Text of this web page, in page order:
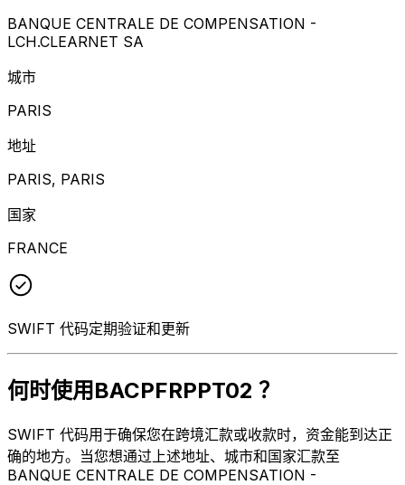
BANQUE CENTRALE DE COMPENSATION -
LCH.CLEARNET SA
城市
PARIS
地址
PARIS, PARIS
国家
FRANCE
SWIFT 代码定期验证和更新
何时使用BACPFRPPT02 ？
SWIFT 代码用于确保您在跨境汇款或收款时，资金能到达正
确的地方。当您想通过上述地址、城市和国家汇款至
BANQUE CENTRALE DE COMPENSATION -